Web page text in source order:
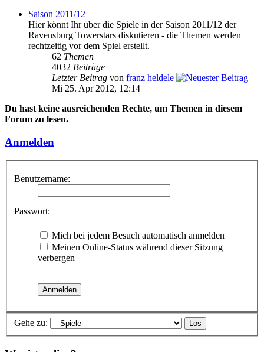
Saison 2011/12
Hier könnt Ihr über die Spiele in der Saison 2011/12 der
Ravensburg Towerstars diskutieren - die Themen werden
rechtzeitig vor dem Spiel erstellt.
62 Themen
4032 Beiträge
Letzter Beitrag von franz heldele
Mi 25. Apr 2012, 12:14
Du hast keine ausreichenden Rechte, um Themen in diesem
Forum zu lesen.
Anmelden
Benutzername:
Passwort:
Mich bei jedem Besuch automatisch anmelden
Meinen Online-Status während dieser Sitzung
verbergen
Gehe zu: